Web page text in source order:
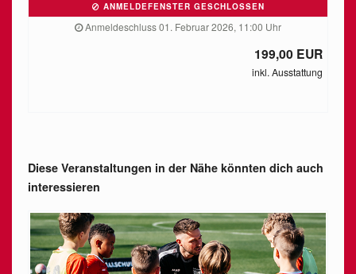
ANMELDEFENSTER GESCHLOSSEN
Anmeldeschluss 01. Februar 2026, 11:00 Uhr
199,00 EUR
inkl. Ausstattung
Diese Veranstaltungen in der Nähe könnten dich auch
interessieren